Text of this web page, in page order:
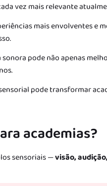
vez mais relevante
mais envolventes e
pode não apenas
pode transformar
academias?
sensoriais —visão,